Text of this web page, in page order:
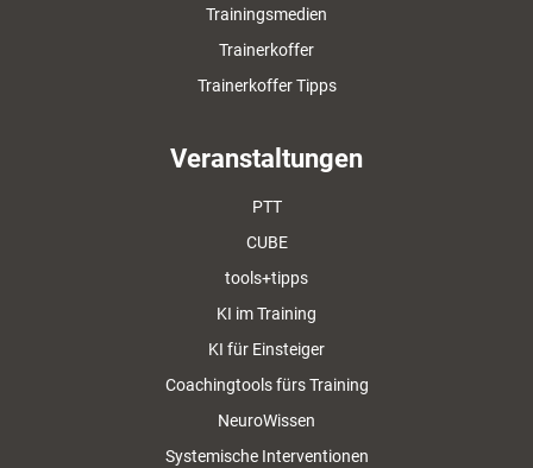
Trainingsmedien
Trainerkoffer
Trainerkoffer Tipps
Veranstaltungen
PTT
CUBE
tools+tipps
KI im Training
KI für Einsteiger
Coachingtools fürs Training
NeuroWissen
Systemische Interventionen